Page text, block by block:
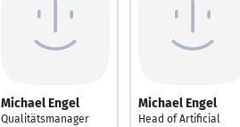
Michael Engel
Qualitätsmanager
Michael Engel
Head of Artificial